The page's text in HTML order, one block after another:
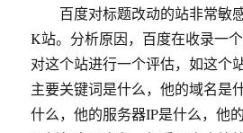
百度对标题改动的站非常敏
K站。分析原因，百度在收录一
对这个站进行一个评估，如这个
主要关键词是什么，他的域名是
什么，他的服务器IP是什么，他